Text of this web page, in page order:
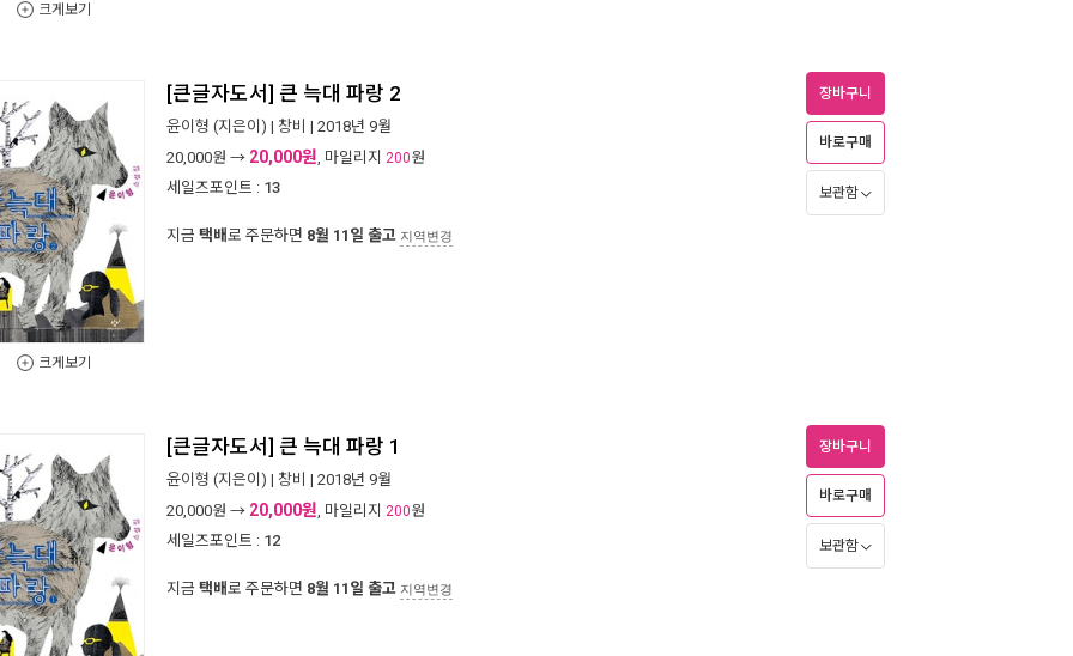
크게보기
크게보기
[큰글자도서] 큰 늑대 파랑 2
윤이형 (지은이) | 창비 | 2018년 9월
20,000원 → 20,000원, 마일리지 200원
세일즈포인트 : 13
지금 택배로 주문하면 8월 11일 출고 지역변경
장바구니
바로구매
보관함
[큰글자도서] 큰 늑대 파랑 1
윤이형 (지은이) | 창비 | 2018년 9월
20,000원 → 20,000원, 마일리지 200원
세일즈포인트 : 12
지금 택배로 주문하면 8월 11일 출고 지역변경
장바구니
바로구매
보관함